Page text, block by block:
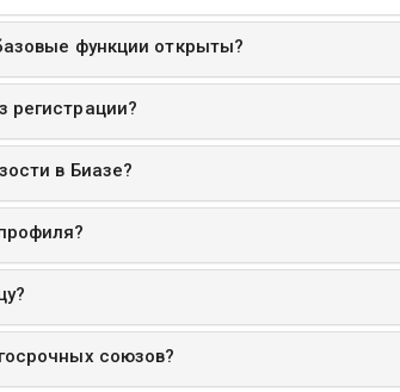
функции открыты?
регистрации?
в Биазе?
союзов?